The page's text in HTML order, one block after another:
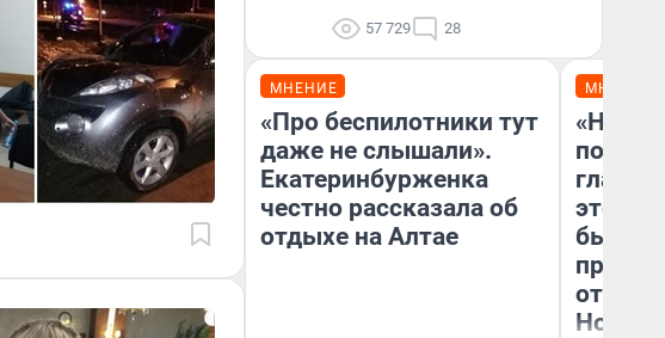
57 729 28
МНЕНИЕ
«Про беспилотники тут
даже не слышали».
Екатеринбурженка
честно рассказала об
отдыхе на Алтае
МНЕНИЕ
этого
бьет
отзыв
Нолана